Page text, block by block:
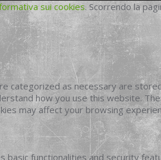
sui cookies. Scorrendo la
categorized as necessary are
how you use this website.
may affect your browsing
functionalities and security